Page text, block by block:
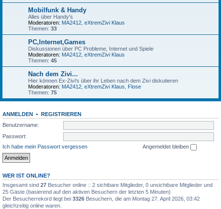
Mobilfunk & Handy
Alles über Handy's
Moderatoren: MA2412 eXtremZivi Klaus
Themen: 33
PC,Internet,Games
Diskussionen über PC Probleme, Internet und Spiele
Moderatoren: MA2412 eXtremZivi Klaus
Themen: 45
Nach dem Zivi...
Hier können Ex-Zivi's über ihr Leben nach dem Zivi diskutieren
Moderatoren: MA2412 eXtremZivi Klaus
Flose
Themen: 75
ANMELDEN • REGISTRIEREN
Benutzername:
Passwort:
Ich habe mein Passwort vergessen
Angemeldet bleiben
WER IST ONLINE?
Insgesamt sind 27 Besucher online :: 2 sichtbare Mitglieder, 0 unsichtbare Mitglieder und
25 Gäste (basierend auf den aktiven Besuchern der letzten 5 Minuten)
Der Besucherrekord liegt bei 3326 Besuchern, die am Montag 27. April 2026, 03:42
gleichzeitig online waren.